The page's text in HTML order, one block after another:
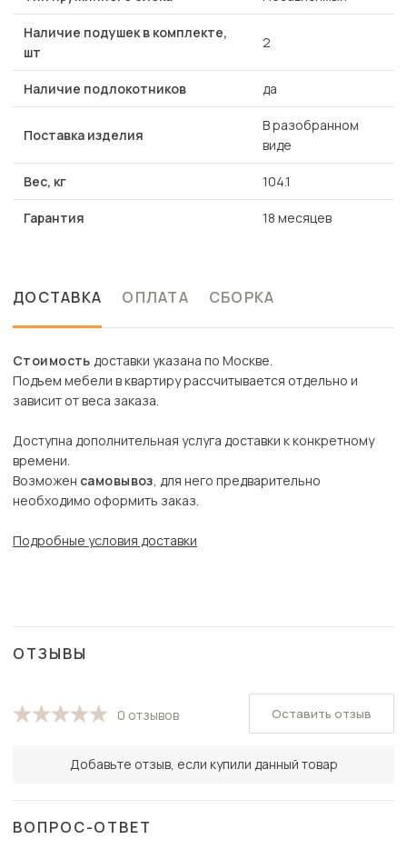
Наличие подушек в комплекте,
шт
2
Наличие подлокотников да
Поставка изделия
В разобранном
виде
Вес, кг 104.1
Гарантия 18 месяцев
ДОСТАВКА ОПЛАТА СБОРКА
Стоимость доставки указана по Москве.
Подъем мебели в квартиру рассчитывается отдельно и
зависит от веса заказа.
Доступна дополнительная услуга доставки к конкретному
времени.
Возможен самовывоз, для него предварительно
необходимо оформить заказ.
Подробные условия доставки
ОТЗЫВЫ
0 отзывов
Добавьте отзыв, если купили данный товар
Оставить отзыв
ВОПРОС-ОТВЕТ